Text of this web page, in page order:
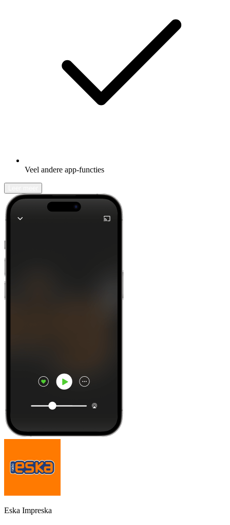
Veel andere app-functies
Eska Impreska